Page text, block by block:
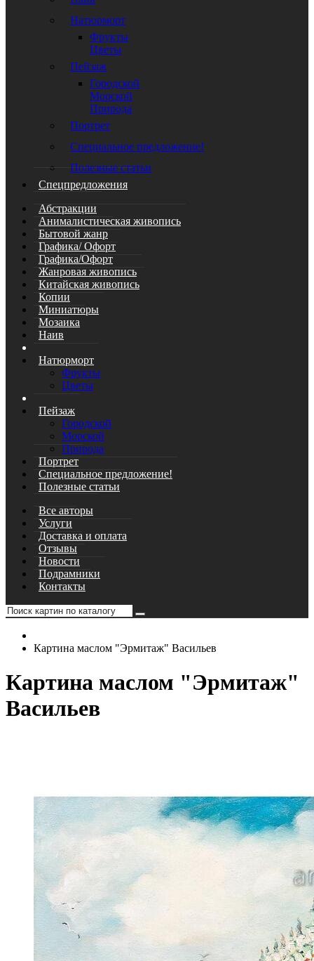
Натюрморт
Фрукты
Цветы
Пейзаж
Городской
Морской
Природа
Портрет
Специальное предложение!
Полезные статьи
Спецпредложения
Абстракции
Анималистическая живопись
Бытовой жанр
Графика/ Офорт
Графика/Офорт
Жанровая живопись
Китайская живопись
Копии
Миниатюры
Мозаика
Наив
Натюрморт
Фрукты
Цветы
Пейзаж
Городской
Морской
Природа
Портрет
Специальное предложение!
Полезные статьи
Все авторы
Услуги
Доставка и оплата
Отзывы
Новости
Подрамники
Контакты
Картина маслом "Эрмитаж" Васильев
Картина маслом "Эрмитаж"
Васильев